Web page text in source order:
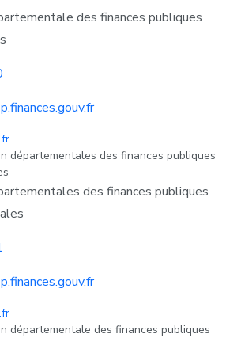
des finances publiques
des finances publiques